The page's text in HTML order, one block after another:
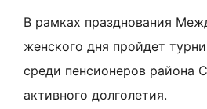
В рамках празднования
женского дня пройдет
среди пенсионеров района
активного долголетия.